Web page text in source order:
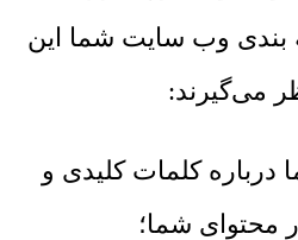
بندی وب سایت شما این
می‌گیرند:
کلمات کلیدی و
محتوای شما؛